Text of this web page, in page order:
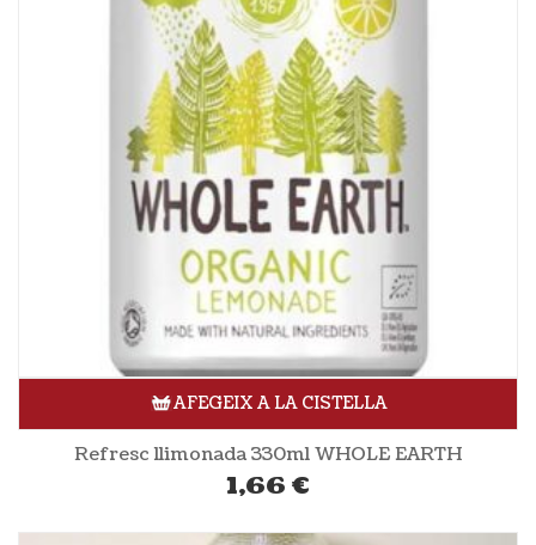
AFEGEIX A LA CISTELLA
Refresc llimonada 330ml WHOLE EARTH
1,66 €